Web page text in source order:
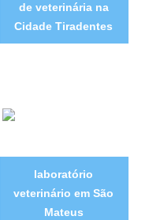
de veterinária na
Cidade Tiradentes
laboratório
veterinário em São
Mateus